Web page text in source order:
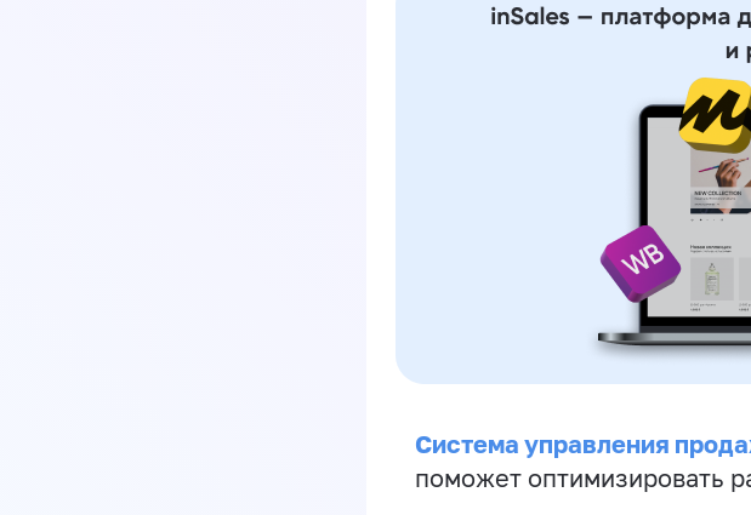
Система управления
поможет оптимизировать